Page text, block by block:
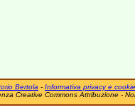
Bertola - Informativa privacy e cookie
Creative Commons Attribuzione -